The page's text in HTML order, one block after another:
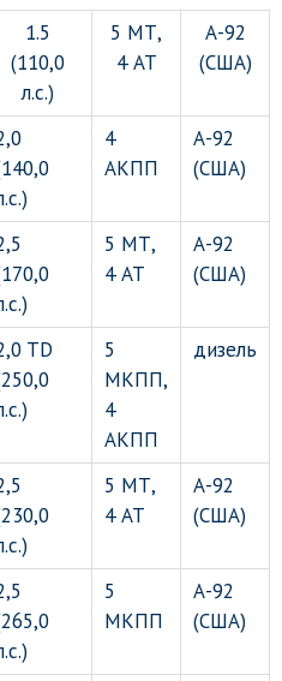
1.5
(110,0
л.с.)
5 МТ,
4 АТ
А-92
(США)
4
АКПП
А-92
(США)
5 МТ,
4 АТ
А-92
(США)
TD
5
МКПП,
4
АКПП
дизель
5 МТ,
4 АТ
А-92
(США)
5
МКПП
А-92
(США)